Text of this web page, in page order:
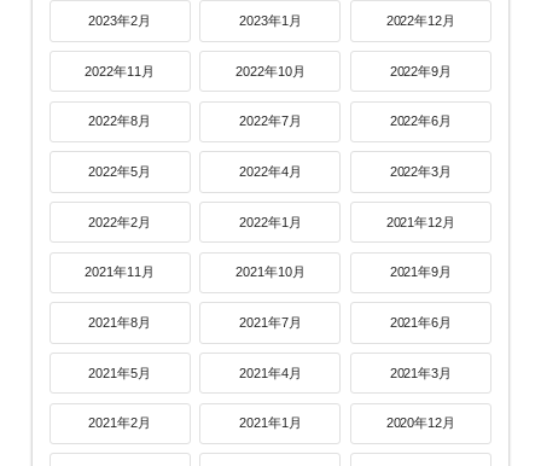
2023年2月 2023年1月 2022年12月
2022年11月 2022年10月 2022年9月
2022年8月 2022年7月 2022年6月
2022年5月 2022年4月 2022年3月
2022年2月 2022年1月 2021年12月
2021年11月 2021年10月 2021年9月
2021年8月 2021年7月 2021年6月
2021年5月 2021年4月 2021年3月
2021年2月 2021年1月 2020年12月